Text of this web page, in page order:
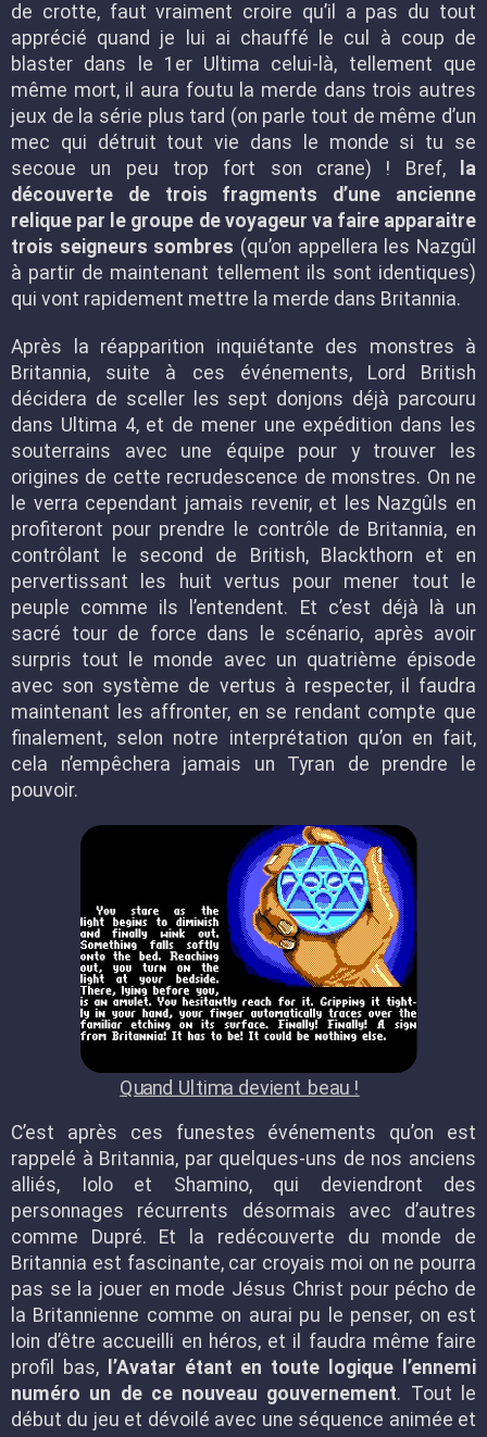
de crotte, faut vraiment croire qu’il a pas du tout
apprécié quand je lui ai chauffé le cul à coup de
blaster dans le 1er Ultima celui-là, tellement que
même mort, il aura foutu la merde dans trois autres
jeux de la série plus tard (on parle tout de même d’un
mec qui détruit tout vie dans le monde si tu se
secoue un peu trop fort son crane) ! Bref,
la
découverte de trois fragments d’une ancienne
relique par le groupe de voyageur va faire apparaitre
trois seigneurs sombres (qu’on appellera les Nazgûl
à partir de maintenant tellement ils sont identiques)
qui vont rapidement mettre la merde dans Britannia.
Après la réapparition inquiétante des monstres à
Britannia, suite à ces événements, Lord British
décidera de sceller les sept donjons déjà parcouru
dans Ultima 4, et de mener une expédition dans les
souterrains avec une équipe pour y trouver les
origines de cette recrudescence de monstres. On ne
le verra cependant jamais revenir, et les Nazgûls en
profiteront pour prendre le contrôle de Britannia, en
contrôlant le second de British, Blackthorn et en
pervertissant les huit vertus pour mener tout le
peuple comme ils l’entendent. Et c’est déjà là un
sacré tour de force dans le scénario, après avoir
surpris tout le monde avec un quatrième épisode
avec son système de vertus à respecter, il faudra
maintenant les affronter, en se rendant compte que
finalement, selon notre interprétation qu’on en fait,
cela n’empêchera jamais un Tyran de prendre le
pouvoir.
Quand Ultima devient beau !
C’est après ces funestes événements qu’on est
rappelé à Britannia, par quelques-uns de nos anciens
alliés, Iolo et Shamino, qui deviendront des
personnages récurrents désormais avec d’autres
comme Dupré. Et la redécouverte du monde de
Britannia est fascinante, car croyais moi on ne pourra
pas se la jouer en mode Jésus Christ pour pécho de
la Britannienne comme on aurai pu le penser, on est
loin d’être accueilli en héros, et il faudra même faire
profil bas,
l’Avatar étant en toute logique l’ennemi
numéro un de ce nouveau gouvernement. Tout le
début du jeu et dévoilé avec une séquence animée et